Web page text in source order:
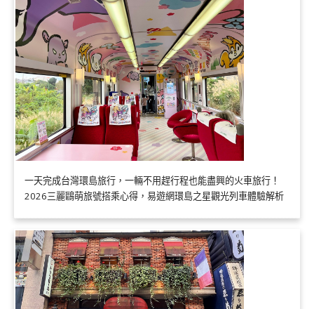
一天完成台灣環島旅行，一輛不用趕行程也能盡興的火車旅行！
2026三麗鷗萌旅號搭乘心得，易遊網環島之星觀光列車體驗解析